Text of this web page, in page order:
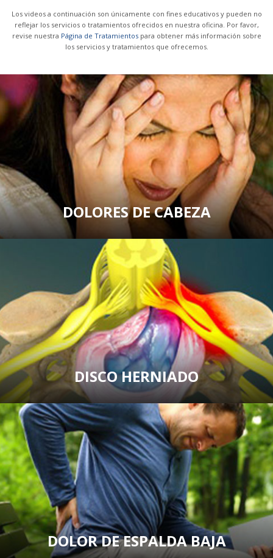
Los videos a continuación son únicamente con fines educativos y pueden no
reflejar los servicios o tratamientos ofrecidos en nuestra oficina. Por favor,
revise nuestra Página de Tratamientospara obtener más información sobre
los servicios y tratamientos que ofrecemos.
DOLORES DE CABEZA
DISCO HERNIADO
DOLOR DE ESPALDA BAJA